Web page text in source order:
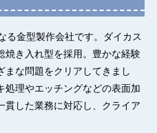
る金型製作会社です。ダイカス
焼き入れ型を採用。豊かな経験
まな問題をクリアしてきまし
処理やエッチングなどの表面加
貫した業務に対応し、クライア